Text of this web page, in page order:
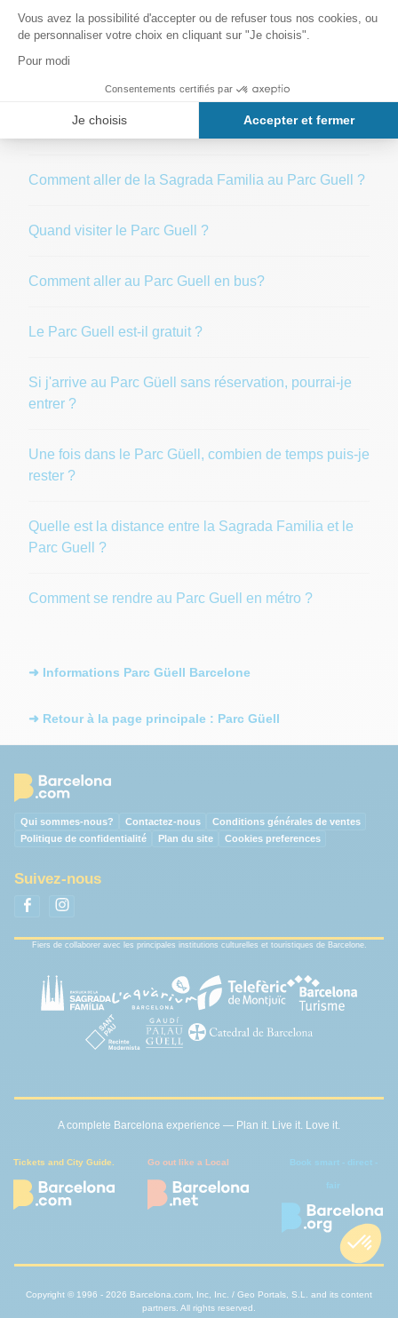
Autres questions fréquentes
Combien coûtent les billets pour le Parc Guell ?
Comment aller de la Sagrada Familia au Parc Guell ?
Quand visiter le Parc Guell ?
Comment aller au Parc Guell en bus?
Le Parc Guell est-il gratuit ?
Si j'arrive au Parc Güell sans réservation, pourrai-je
entrer ?
Une fois dans le Parc Güell, combien de temps puis-je
rester ?
Quelle est la distance entre la Sagrada Familia et le
Parc Guell ?
Comment se rendre au Parc Guell en métro ?
➜ Informations Parc Güell Barcelone
➜ Retour à la page principale : Parc Güell
Qui sommes-nous? Contactez-nous
Conditions générales de ventes
Politique de confidentialité
Plan du site Cookies preferences
Suivez-nous
Fiers de collaborer avec les principales institutions culturelles et touristiques de Barcelone.
A complete Barcelona experience — Plan it. Live it. Love it.
Tickets and City Guide. Go out like a Local Book smart - direct -
fair
Copyright © 1996 - 2026 Barcelona.com, Inc, Inc. / Geo Portals, S.L. and its content
partners. All rights reserved.